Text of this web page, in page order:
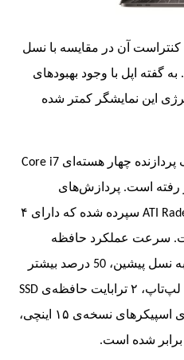
در مقایسه با نسل
اپل با وجود بهبودهای
کمتر شده
Core i7
است. پردازش‌های
سپرده شده که دارای ۴
عملکرد حافظه
ذخیره‌سازی این دستگاه نسبت به نسل پیشین، 50 درصد بیشتر
SSD
می‌باشد. به گفته اپل حجم صدای اسپیکرهای نسخه‌ی ۱۵ اینچی،
شده است.